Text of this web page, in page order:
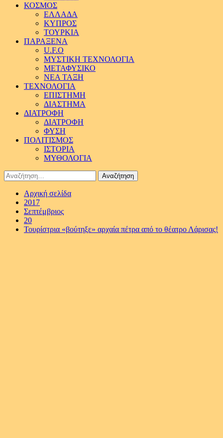
ΚΟΣΜΟΣ
ΕΛΛΑΔΑ
ΚΥΠΡΟΣ
ΤΟΥΡΚΙΑ
ΠΑΡΑΞΕΝΑ
U.F.O
ΜΥΣΤΙΚΗ ΤΕΧΝΟΛΟΓΙΑ
ΜΕΤΑΦΥΣΙΚΟ
ΝΕΑ ΤΑΞΗ
ΤΕΧΝΟΛΟΓΙΑ
ΕΠΙΣΤΗΜΗ
ΔΙΑΣΤΗΜΑ
ΔΙΑΤΡΟΦΗ
ΔΙΑΤΡΟΦΗ
ΦΥΣΗ
ΠΟΛΙΤΙΣΜΟΣ
ΙΣΤΟΡΙΑ
ΜΥΘΟΛΟΓΙΑ
Αναζήτηση
για:
Αρχική σελίδα
2017
Σεπτέμβριος
20
Τουρίστρια «βούτηξε» αρχαία πέτρα από το θέατρο Λάρισας!